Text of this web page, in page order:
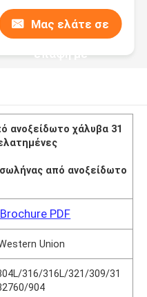
Μας ελάτε σε
επαφή με
ανοξείδωτο χάλυβα 31
σωλήνας από ανοξείδωτο
PDF
Union
316/316L/321/309/31
904